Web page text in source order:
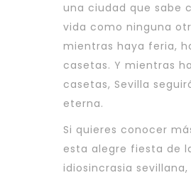
una ciudad que sabe
vida como ninguna
mientras haya feria,
casetas. Y mientras
casetas, Sevilla
eterna.
Si quieres conocer
esta alegre fiesta de
idiosincrasia sevillana,